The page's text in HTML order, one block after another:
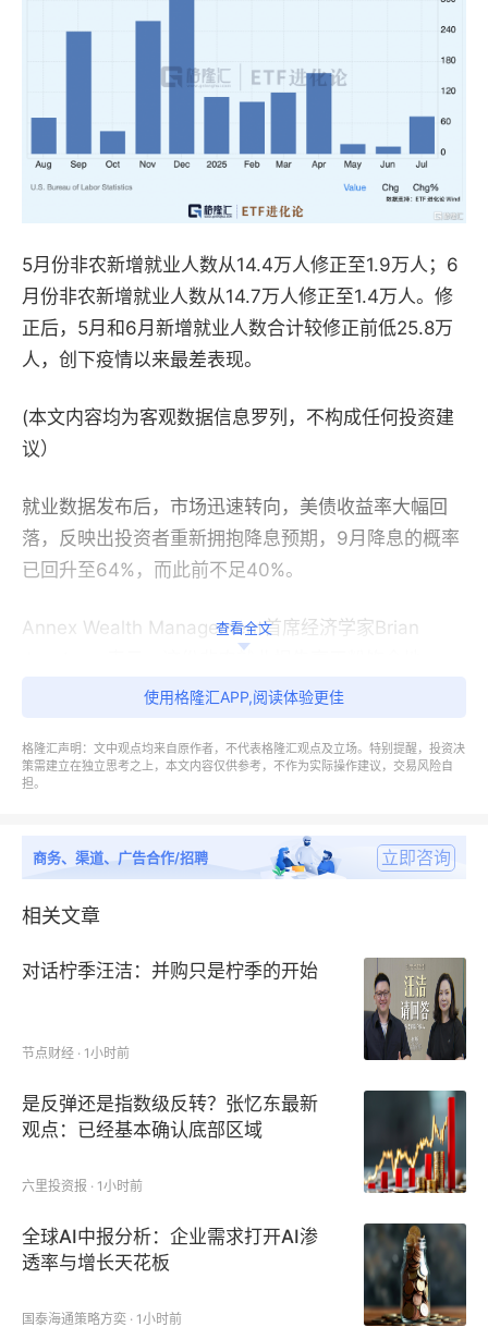
5月份非农新增就业人数从14.4万人修正至1.9万人；6
月份非农新增就业人数从14.7万人修正至1.4万人。修
正后，5月和6月新增就业人数合计较修正前低25.8万
人，创下疫情以来最差表现。
(本文内容均为客观数据信息罗列，不构成任何投资建
议）
就业数据发布后，市场迅速转向，美债收益率大幅回
落，反映出投资者重新拥抱降息预期，9月降息的概率
已回升至64%，而此前不足40%。
Annex Wealth Management首席经济学家Brian
前值数据遭遇大幅下修，劳动力市场已陷入停滞状态。
误，最终在次月会议紧急“补降”。今年他们很可能要重
蹈覆辙。
特朗普发飙
小心把小数点点错了位置，这美国统计局局长不应该
啊，气得美国总统特朗普在数据公布后的数小时内就直
特朗普表示，他指示他的团队“立即”解雇乔·拜登任命的
确的，不能出于政治目的而操纵它们。”
他的举动遭致民主党议员的批评，称这次解雇“ 完全没
特朗普随后在社交媒体最新发文：“在我看来，今天的
就业数据是被操纵的，目的是让共和党人和我难堪——
查看全文
使用格隆汇APP,阅读体验更佳
格隆汇声明：文中观点均来自原作者，不代表格隆汇观点及立场。特别提醒，投资决
策需建立在独立思考之上，本文内容仅供参考，不作为实际操作建议，交易风险自
担。
商务、渠道、广告合作/招聘 立即咨询
相关文章
对话柠季汪洁：并购只是柠季的开始
节点财经 · 1小时前
是反弹还是指数级反转？张忆东最新
观点：已经基本确认底部区域
六里投资报 · 1小时前
全球AI中报分析：企业需求打开AI渗
透率与增长天花板
国泰海通策略方奕 · 1小时前